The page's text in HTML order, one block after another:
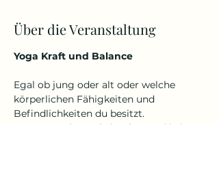
Über die Veranstaltung
Yoga Kraft und Balance
Egal ob jung oder alt oder welche
körperlichen Fähigkeiten und
Befindlichkeiten du besitzt.
Denn Yoga kennt kein Alter und keine